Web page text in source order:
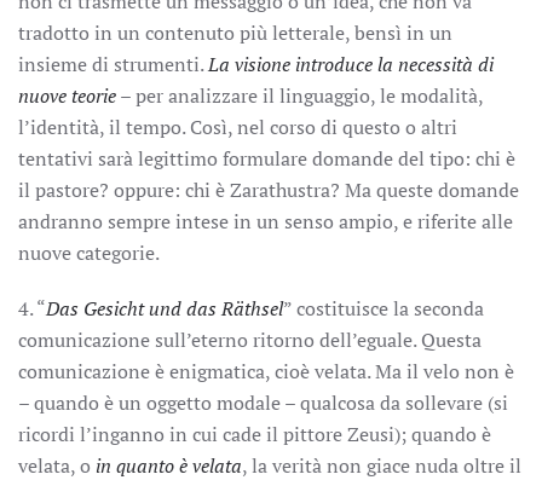
tradotto in un contenuto più letterale, bensì in un
insieme di strumenti.La visione introduce la necessità di
nuove teorie– per analizzare il linguaggio, le modalità,
l’identità, il tempo. Così, nel corso di questo o altri
tentativi sarà legittimo formulare domande del tipo: chi è
il pastore? oppure: chi è Zarathustra? Ma queste domande
andranno sempre intese in un senso ampio, e riferite alle
nuove categorie.
4. “Das Gesicht und das Räthsel” costituisce la seconda
comunicazione sull’eterno ritorno dell’eguale. Questa
comunicazione è enigmatica, cioè velata. Ma il velo non è
– quando è un oggetto modale – qualcosa da sollevare (si
ricordi l’inganno in cui cade il pittore Zeusi); quando è
velata, o in quanto è velata, la verità non giace nuda oltre il